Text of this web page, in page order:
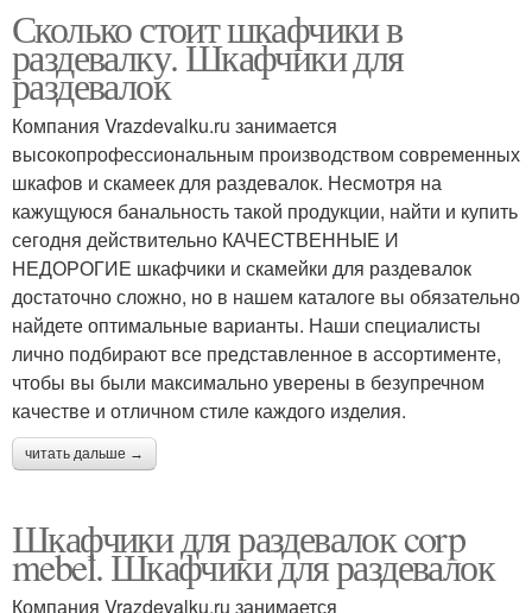
Сколько стоит шкафчики в
раздевалку. Шкафчики для
раздевалок
Компания Vrazdevalku.ru занимается
высокопрофессиональным производством современных
шкафов и скамеек для раздевалок. Несмотря на
кажущуюся банальность такой продукции, найти и купить
сегодня действительно КАЧЕСТВЕННЫЕ И
НЕДОРОГИЕ шкафчики и скамейки для раздевалок
достаточно сложно, но в нашем каталоге вы обязательно
найдете оптимальные варианты. Наши специалисты
лично подбирают все представленное в ассортименте,
чтобы вы были максимально уверены в безупречном
качестве и отличном стиле каждого изделия.
читать дальше →
Шкафчики для раздевалок corp
mebel. Шкафчики для раздевалок
Компания Vrazdevalku.ru занимается